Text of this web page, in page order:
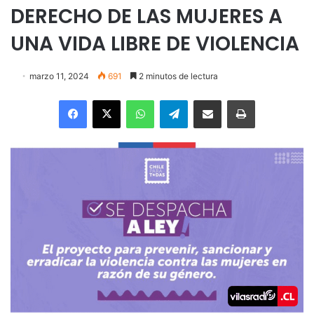
DERECHO DE LAS MUJERES A
UNA VIDA LIBRE DE VIOLENCIA
marzo 11, 2024 691 2 minutos de lectura
Facebook
X WhatsAppTelegramEnviar vía email Imprimir